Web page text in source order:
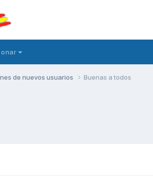
de nuevos usuarios Buenas a todos